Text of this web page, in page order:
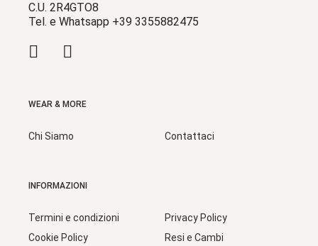
C.U. 2R4GTO8
Tel. e Whatsapp +39 3355882475
WEAR & MORE
Chi Siamo Contattaci
INFORMAZIONI
Termini e condizioni
Cookie Policy
Privacy Policy
Resi e Cambi